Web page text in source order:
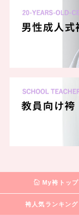
My袴トップ
袴人気ランキング